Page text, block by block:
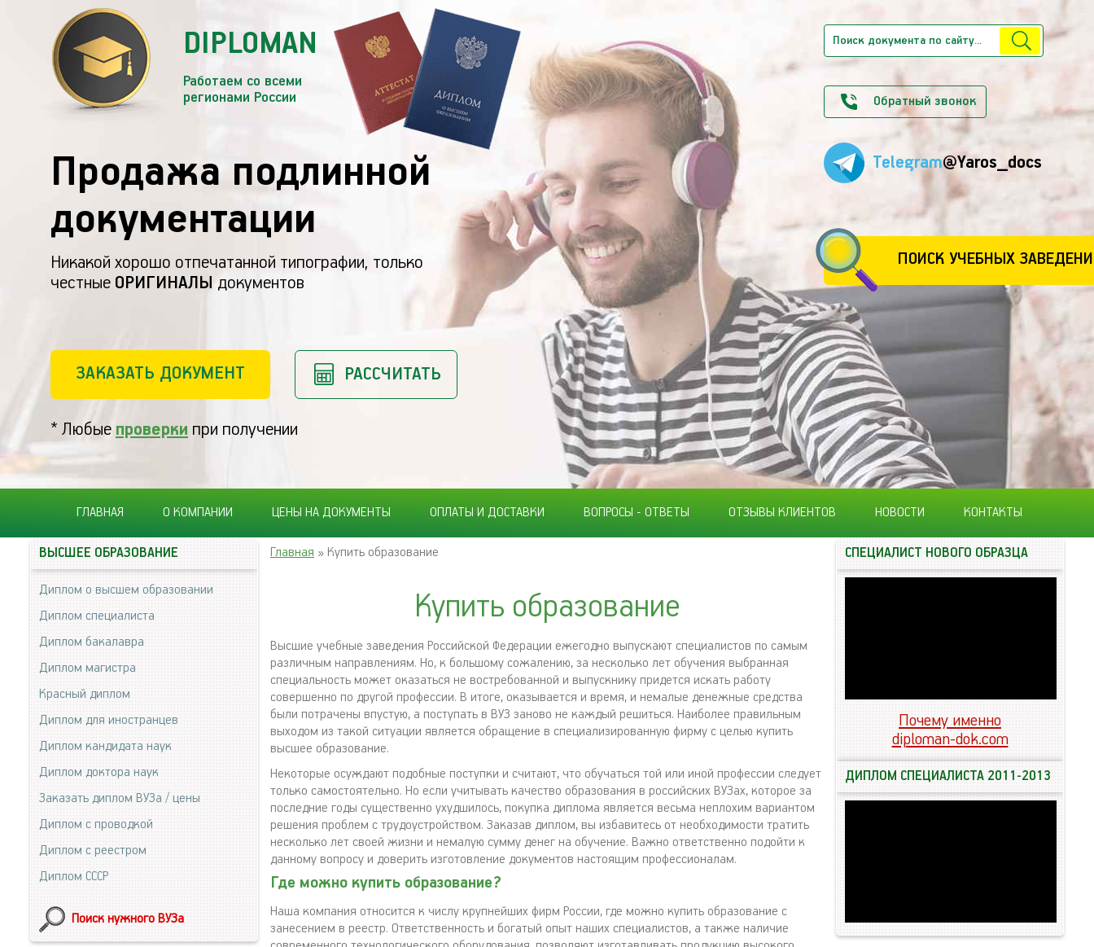
DIPLOMAN
Работаем со всеми
регионами России
Продажа подлинной
документации
Никакой хорошо отпечатанной типографии, только
честные ОРИГИНАЛЫ документов
ЗАКАЗАТЬ ДОКУМЕНТ РАССЧИТАТЬ
* Любые проверки при получении
Обратный звонок
Telegram@Yaros_docs
ПОИСК УЧЕБНЫХ
ГЛАВНАЯ О КОМПАНИИ ЦЕНЫ НА ДОКУМЕНТЫ ОПЛАТЫ И ДОСТАВКИ ВОПРОСЫ - ОТВЕТЫ ОТЗЫВЫ КЛИЕНТОВ НОВОСТИ КОНТАКТЫ
Главная » Купить образование
Купить образование
Высшие учебные заведения Российской Федерации ежегодно выпускают специалистов по самым
различным направлениям. Но, к большому сожалению, за несколько лет обучения выбранная
специальность может оказаться не востребованной и выпускнику придется искать работу
совершенно по другой профессии. В итоге, оказывается и время, и немалые денежные средства
были потрачены впустую, а поступать в ВУЗ заново не каждый решиться. Наиболее правильным
выходом из такой ситуации является обращение в специализированную фирму с целью купить
высшее образование.
Некоторые осуждают подобные поступки и считают, что обучаться той или иной профессии следует
только самостоятельно. Но если учитывать качество образования в российских ВУЗах, которое за
последние годы существенно ухудшилось, покупка диплома является весьма неплохим вариантом
решения проблем с трудоустройством. Заказав диплом, вы избавитесь от необходимости тратить
несколько лет своей жизни и немалую сумму денег на обучение. Важно ответственно подойти к
данному вопросу и доверить изготовление документов настоящим профессионалам.
Где можно купить образование?
Наша компания относится к числу крупнейших фирм России, где можно купить образование с
занесением в реестр. Ответственность и богатый опыт наших специалистов, а также наличие
ВЫСШЕЕ ОБРАЗОВАНИЕ
Диплом о высшем образовании
Диплом специалиста
Диплом бакалавра
Диплом магистра
Красный диплом
Диплом для иностранцев
Диплом кандидата наук
Диплом доктора наук
Заказать диплом ВУЗа / цены
Диплом с проводкой
Диплом с реестром
Диплом СССР
Поиск нужного ВУЗа
СПЕЦИАЛИСТ НОВОГО ОБРАЗЦА
Почему именно
diploman-dok.com
ДИПЛОМ СПЕЦИАЛИСТА 2011-2013